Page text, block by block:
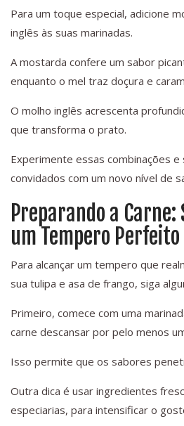
Para um toque especial, adicione
inglês às suas marinadas.
A mostarda confere um sabor
enquanto o mel traz doçura e
O molho inglês acrescenta
que transforma o prato.
Experimente essas combinações
convidados com um novo nível de
Preparando a Carne:
um Tempero Perfeito
Para alcançar um tempero que
sua tulipa e asa de frango, siga
Primeiro, comece com uma
carne descansar por pelo menos
Isso permite que os sabores
Outra dica é usar ingredientes
especiarias, para intensificar o